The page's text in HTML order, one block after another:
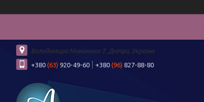
Володимира Мономаха 7, Дніпро, Україна
+380 (63) 920-49-60 +380 (96) 827-88-80